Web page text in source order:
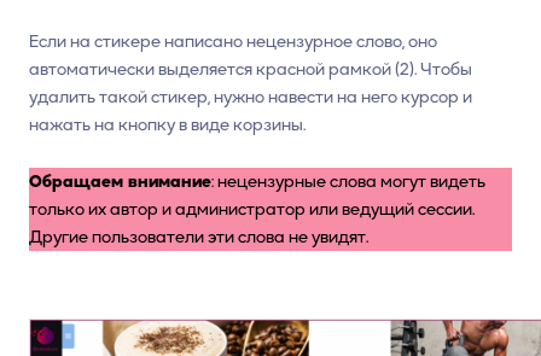
Если на стикере написано нецензурное слово, оно
автоматически выделяется красной рамкой (2). Чтобы
удалить такой стикер, нужно навести на него курсор и
нажать на кнопку в виде корзины.
Обращаем внимание: нецензурные слова могут видеть
только их автор и администратор или ведущий сессии.
Другие пользователи эти слова не увидят.